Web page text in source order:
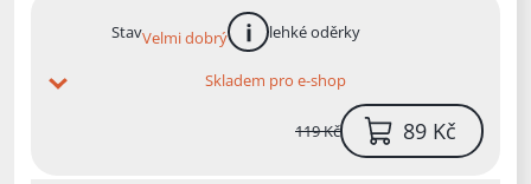
StavVelmi dobrý více informací
lehké oděrky
Skladem pro e-shop
119 Kč 89 Kč